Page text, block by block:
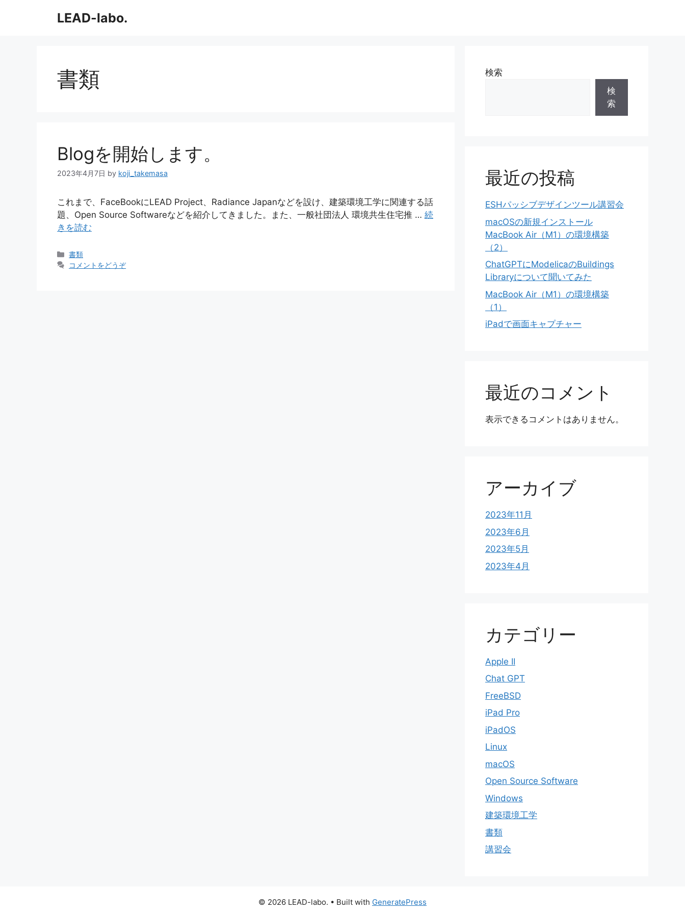
LEAD-labo.
書類
Blogを開始します。
2023年4月7日 by koji_takemasa
これまで、FaceBookにLEAD Project、Radiance Japanなどを設け、建築環境工学に関連する話
題、Open Source Softwareなどを紹介してきました。また、一般社団法人 環境共生住宅推 … 続
きを読む
カ
テ
書類
コメントをどうぞ
検索
検
索
最近の投稿
ESHパッシブデザインツール講習会
macOSの新規インストール
MacBook Air（M1）の環境構築
（2）
ChatGPTにModelicaのBuildings
Libraryについて聞いてみた
MacBook Air（M1）の環境構築
（1）
iPadで画面キャプチャー
最近のコメント
表示できるコメントはありません。
アーカイブ
2023年11月
2023年6月
2023年5月
2023年4月
カテゴリー
Apple II
Chat GPT
FreeBSD
iPad Pro
iPadOS
Linux
macOS
Open Source Software
Windows
建築環境工学
書類
講習会
© 2026 LEAD-labo. • Built with GeneratePress